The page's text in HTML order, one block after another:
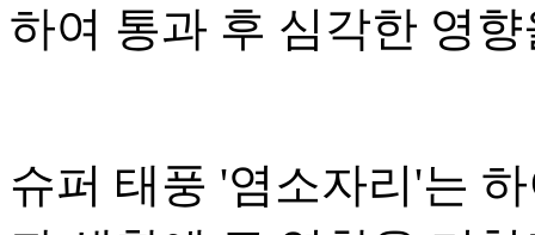
하여 통과 후 심각한 영
슈퍼 태풍 '염소자리'는